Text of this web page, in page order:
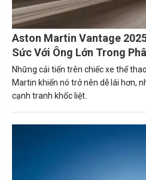
Aston Martin Vantage
Sức Với Ông Lớn Trong
Những cải tiến trên chiếc xe thể
Martin khiến nó trở nên dễ lái hơn,
cạnh tranh khốc liệt.